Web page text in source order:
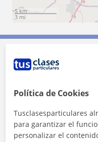
5 km
3 mi
Contacta con
Tarifa
1ª clase gratis
Política de Cookies
Tusclasesparticulares
para garantizar el
personalizar el